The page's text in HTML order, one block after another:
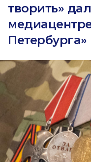
творить»
Петербурга»